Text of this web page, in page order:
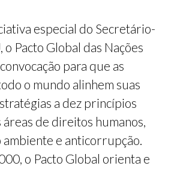
especial do Secretário-
o Pacto Global das Nações
para que as
o mundo alinhem suas
a dez princípios
áreas de direitos humanos,
ambiente e anticorrupção.
o Pacto Global orienta e